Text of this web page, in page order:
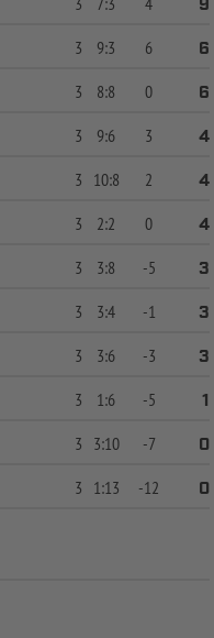
9
3 9:3 6
6
3 8:8 0
6
3 9:6 3
4
3 10:8 2
4
3 2:2 0
4
3 3:8 -5
3
3 3:4 -1
3
3 3:6 -3
3
3 1:6 -5
1
3 3:10 -7
0
3 1:13 -12 0